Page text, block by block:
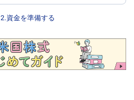
2.資金を準備する